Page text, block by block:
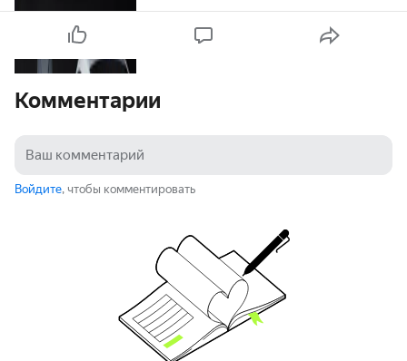
Комментарии
Войдите, чтобы комментировать